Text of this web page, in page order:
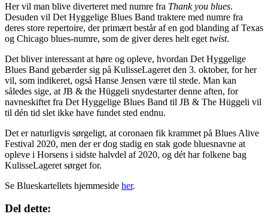
Her vil man blive diverteret med numre fra Thank you blues.
Desuden vil Det Hyggelige Blues Band traktere med numre fra
deres store repertoire, der primært består af en god blanding af Texas
og Chicago blues-numre, som de giver deres helt eget twist.
Det bliver interessant at høre og opleve, hvordan Det Hyggelige
Blues Band gebærder sig på KulisseLageret den 3. oktober, for her
vil, som indikeret, også Hanse Jensen være til stede. Man kan
således sige, at JB & the Hüggeli snydestarter denne aften, for
navneskiftet fra Det Hyggelige Blues Band til JB & The Hüggeli vil
til dén tid slet ikke have fundet sted endnu.
Det er naturligvis sørgeligt, at coronaen fik krammet på Blues Alive
Festival 2020, men der er dog stadig en stak gode bluesnavne at
opleve i Horsens i sidste halvdel af 2020, og dét har folkene bag
KulisseLageret sørget for.
Se Blueskartellets hjemmeside her.
Del dette: